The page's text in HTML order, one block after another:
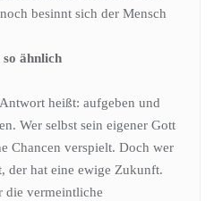
besinnt sich der Mensch
ähnlich
heißt: aufgeben und
Wer selbst sein eigener Gott
Chancen verspielt. Doch wer
der hat eine ewige Zukunft.
die vermeintliche